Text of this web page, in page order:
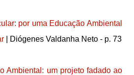
por uma Educação Ambiental
| Diógenes Valdanha Neto - p. 73
Ambiental: um projeto fadado ao